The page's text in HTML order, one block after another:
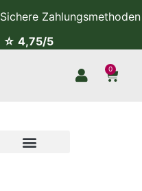
Sichere Zahlungsmethoden
☆ 4,75/5
0